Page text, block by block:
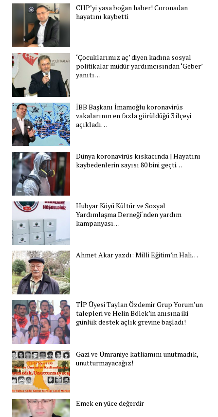
CHP’yi yasa boğan haber! Coronadan
hayatını kaybetti
‘Çocuklarımız aç’ diyen kadına sosyal
politikalar müdür yardımcısından ‘Geber’
yanıtı…
İBB Başkanı İmamoğlu koronavirüs
vakalarının en fazla görüldüğü 3 ilçeyi
açıkladı…
Dünya koronavirüs kıskacında | Hayatını
kaybedenlerin sayısı 80 bini geçti…
Hubyar Köyü Kültür ve Sosyal
Yardımlaşma Derneği‘nden yardım
kampanyası…
Ahmet Akar yazdı: Milli Eğitim’in Hali…
TİP Üyesi Taylan Özdemir Grup Yorum’un
talepleri ve Helin Bölek’in anısına iki
günlük destek açlık grevine başladı!
Gazi ve Ümraniye katliamını unutmadık,
unutturmayacağız!
Emek en yüce değerdir